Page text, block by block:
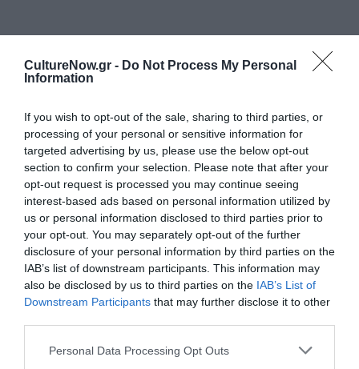
CultureNow.gr - Do Not Process My Personal
Information
If you wish to opt-out of the sale, sharing to third parties, or
processing of your personal or sensitive information for
targeted advertising by us, please use the below opt-out
section to confirm your selection. Please note that after your
opt-out request is processed you may continue seeing
interest-based ads based on personal information utilized by
us or personal information disclosed to third parties prior to
your opt-out. You may separately opt-out of the further
disclosure of your personal information by third parties on the
IAB’s list of downstream participants. This information may
also be disclosed by us to third parties on the IAB’s List of
Downstream Participants that may further disclose it to other
Personal Data Processing Opt Outs
Ακολουθήστε το Culturenow.gr στοGoogle Newsκαι
μάθετε πρώτοι όλες τις ειδήσεις
Πολιτισμό στοCulturenow.gr
Νέοι Διαγωνισμοί❯
Newsletter
Κάθε βδομάδα στο e-mail σας τα τελευταία νέα για
την Τέχνη και τον Πολιτισμό!
Ακολουθήστε το Culturenow.gr